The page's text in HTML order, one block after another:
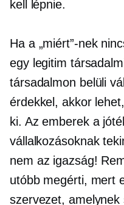
kell lépnie.
Ha a „miért”-nek
egy legitim
társadalmon belüli
érdekkel, akkor
ki. Az emberek a
vállalkozásoknak
nem az igazság!
utóbb megérti, mert
szervezet,